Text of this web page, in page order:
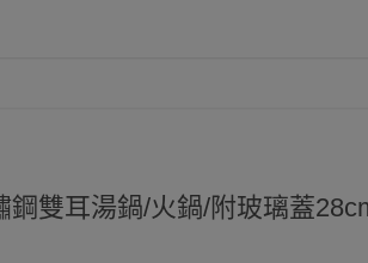
鋼雙耳湯鍋/火鍋/附玻璃蓋